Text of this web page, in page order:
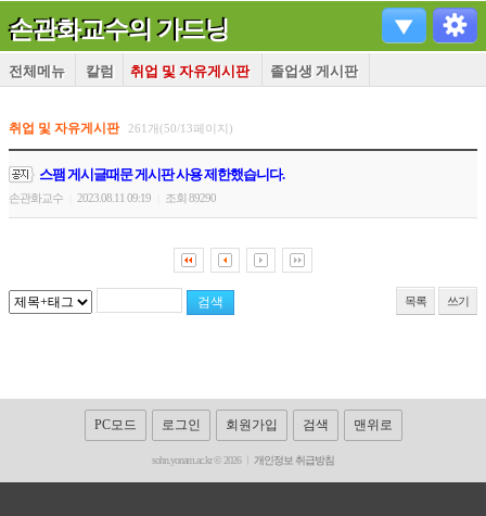
손관화교수의 가드닝
전체메뉴 칼럼 취업 및 자유게시판 졸업생 게시판
취업 및 자유게시판 261개(50/13페이지)
스팸 게시글때문 게시판 사용 제한했습니다.
손관화교수 2023.08.11 09:19 조회 89290
목록 쓰기
PC모드 로그인 회원가입 검색 맨위로
sohn.yonam.ac.kr © 2026 개인정보 취급방침